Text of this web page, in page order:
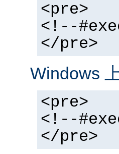
<pre>
<!--
</pre>
Windows
<pre>
<!--
</pre>